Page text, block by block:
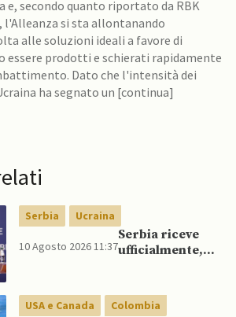
e, secondo quanto riportato da RBK
l'Alleanza si sta allontanando
alle soluzioni ideali a favore di
essere prodotti e schierati rapidamente
che l'intensità dei
ha segnato un [continua]
Serbia Ucraina
10 Agosto 2026 11:37
Serbia riceve
ufficialmente,
insediamento,
presidente
USA e Canada Colombia